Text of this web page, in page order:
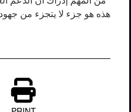
هذه هو جزء لا يتجزء من